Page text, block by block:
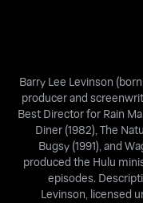
Barry Lee Levinson
producer and
Best Director for Rain
Diner (1982), The
Bugsy (1991), and
produced the Hulu
episodes.
Levinson, licensed